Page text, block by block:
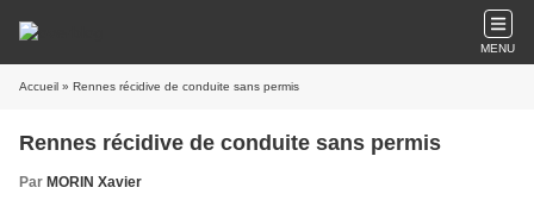
MENU
Accueil » Rennes récidive de conduite sans permis
Rennes récidive de conduite sans permis
Par MORIN Xavier